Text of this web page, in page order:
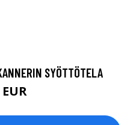
SYÖTTÖTELA